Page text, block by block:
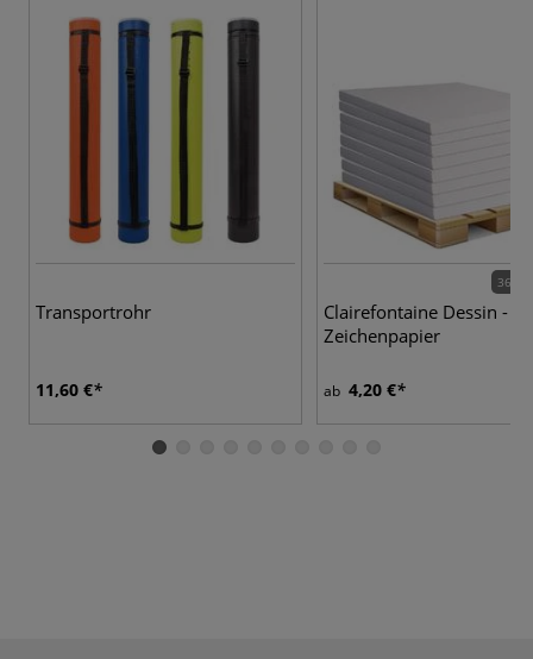
Transportrohr
11,60 €
36
Clairefontaine Dessin -
Zeichenpapier
ab 4,20 €